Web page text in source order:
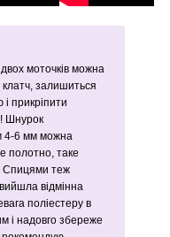
моточків можна
залишиться
прикріпити
Шнурок
4-6 мм можна
полотно, таке
Спицями теж
відмінна
поліестеру в
і надовго збереже